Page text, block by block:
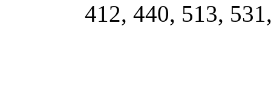
412, 440, 513,